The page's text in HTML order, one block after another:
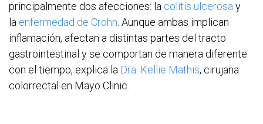
principalmente dos afecciones: la colitis ulcerosa y
la enfermedad de Crohn. Aunque ambas implican
inflamación, afectan a distintas partes del tracto
gastrointestinal y se comportan de manera diferente
con el tiempo, explica la Dra. Kellie Mathis, cirujana
colorrectal en Mayo Clinic.